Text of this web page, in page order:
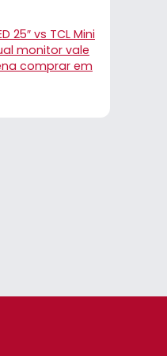
25″ vs TCL Mini
monitor vale
comprar em